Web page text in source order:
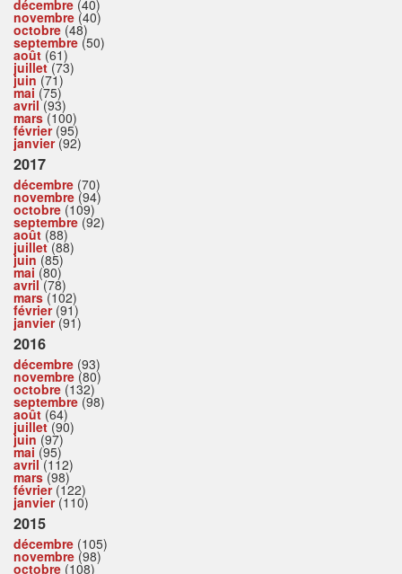
décembre (40)
novembre (40)
octobre (48)
septembre (50)
août (61)
juillet(73)
juin (71)
mai (75)
avril(93)
mars(100)
février(95)
janvier(92)
2017
décembre (70)
novembre (94)
octobre (109)
septembre (92)
août (88)
juillet(88)
juin (85)
mai (80)
avril(78)
mars(102)
février(91)
janvier(91)
2016
décembre (93)
novembre (80)
octobre (132)
septembre (98)
août (64)
juillet(90)
juin (97)
mai (95)
avril(112)
mars(98)
février(122)
janvier(110)
2015
décembre (105)
novembre (98)
octobre (108)